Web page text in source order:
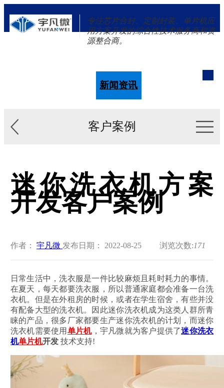
专注芯片合封、定制封装、单片机应
用方案开发的综合性技术服务商和资
源整合商。
新闻资讯
客户案例
迷你洗衣机方案
开发客户案例
作者： 宇凡微 发布日期： 2022-08-25 浏览次数:171
日常生活中，洗衣服是一件比较麻烦且耗时耗力的事情。
在夏天，每天都要洗衣服，所以普通家庭都会准备一台洗
衣机。但是在外租房的时候，或者在学生宿舍，有些并没
有配备大型的洗衣机。因此迷你洗衣机成为这类人群所青
睐的产品，很多厂家都要生产迷你洗衣机的计划，而迷你
洗衣机需要使用 单片机，宇凡微就为客户提供了迷你洗衣
机单片机开发 技术支持!